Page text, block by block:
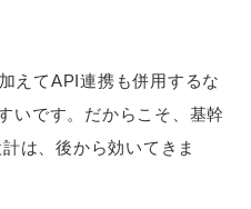
えてAPI連携も併用するな
いです。だからこそ、基幹
は、後から効いてきま